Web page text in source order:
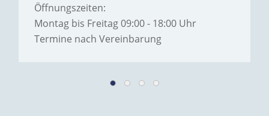
Öffnungszeiten:
Montag bis Freitag 09:00 - 18:00 Uhr
Termine nach Vereinbarung